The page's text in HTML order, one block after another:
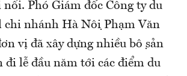
nổi. Phó Giám đốc Công ty du
chi nhánh Hà Nội Phạm Văn
vị đã xây dựng nhiều bộ sản
đi lễ đầu năm tới các điểm du